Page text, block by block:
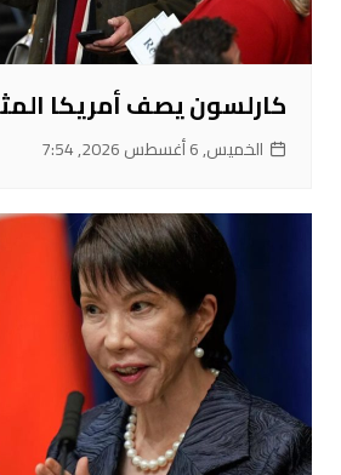
كارلسون يصف أمريكا المثالية
الخميس, 6 أغسطس 2026, 7:54